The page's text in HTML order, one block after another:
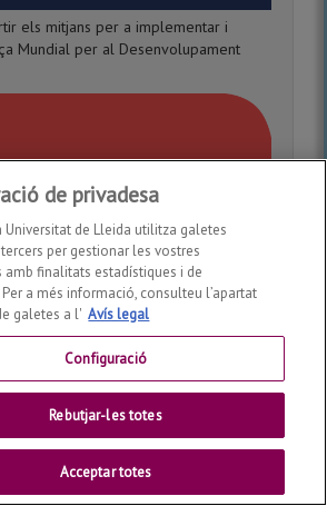
els mitjans per a implementar i
Mundial per al Desenvolupament
el vincle amb l’objectiu de
de privadesa
Universitat de Lleida utilitza galetes
per gestionar les vostres
amb finalitats estadístiques i de
a més informació, consulteu l’apartat
galetes a l' Avís legal
Configuració
Rebutjar-les totes
Acceptar totes